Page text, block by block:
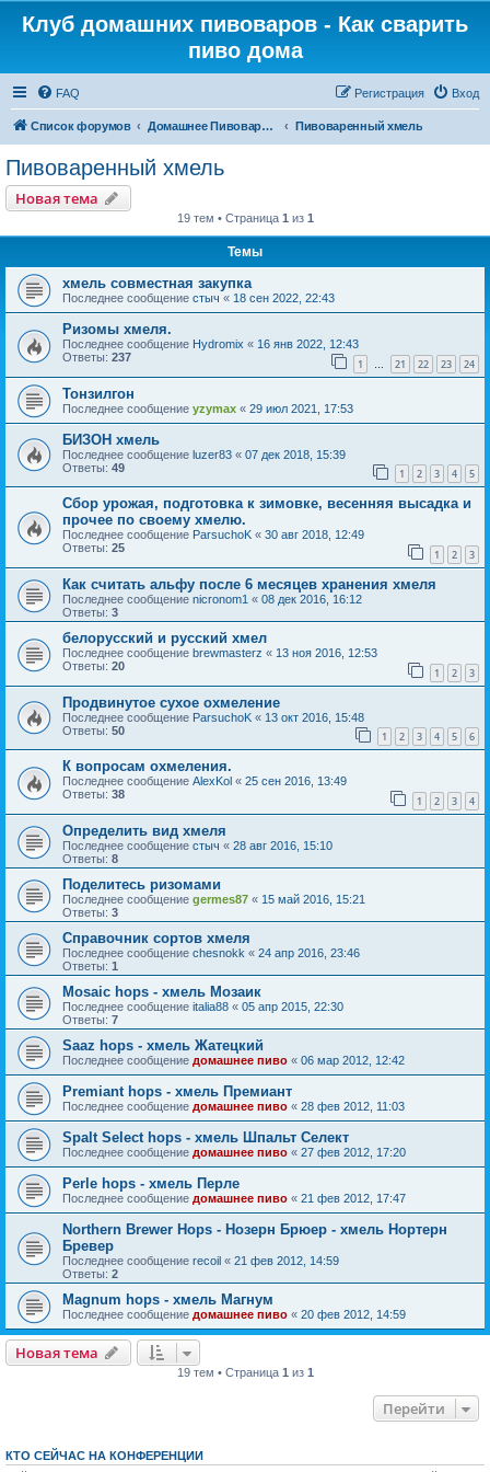
Клуб домашних пивоваров - Как cварить
пиво дома
FAQ Вход
Регистрация
Список форумов Домашнее Пивоварение - Минск Беларусь Пивоваренный хмель
Пивоваренный хмель
Новая тема
19 тем • Страница 1 из 1
Темы
хмель совместная закупка
Последнее сообщение стыч « 18 сен 2022, 22:43
Ризомы хмеля.
Последнее сообщение Hydromix « 16 янв 2022, 12:43
Ответы: 237 1 … 21 22 23 24
Тонзилгон
Последнее сообщение yzymax « 29 июл 2021, 17:53
БИЗОН хмель
Последнее сообщение luzer83 « 07 дек 2018, 15:39
Ответы: 49 1 2 3 4 5
Сбор урожая, подготовка к зимовке, весенняя высадка и
прочее по своему хмелю.
Последнее сообщение ParsuchoK « 30 авг 2018, 12:49
Ответы: 25 1 2 3
Как считать альфу после 6 месяцев хранения хмеля
Последнее сообщение nicronom1 « 08 дек 2016, 16:12
Ответы: 3
белорусский и русский хмел
Последнее сообщение brewmasterz « 13 ноя 2016, 12:53
Ответы: 20 1 2 3
Продвинутое сухое охмеление
Последнее сообщение ParsuchoK « 13 окт 2016, 15:48
Ответы: 50 1 2 3 4 5 6
К вопросам охмеления.
Последнее сообщение AlexKol « 25 сен 2016, 13:49
Ответы: 38 1 2 3 4
Определить вид хмеля
Последнее сообщение стыч « 28 авг 2016, 15:10
Ответы: 8
Поделитесь ризомами
Последнее сообщение germes87 « 15 май 2016, 15:21
Ответы: 3
Справочник сортов хмеля
Последнее сообщение chesnokk « 24 апр 2016, 23:46
Ответы: 1
Mosaic hops - хмель Мозаик
Последнее сообщение italia88 « 05 апр 2015, 22:30
Ответы: 7
Saaz hops - хмель Жатецкий
Последнее сообщение домашнее пиво « 06 мар 2012, 12:42
Premiant hops - хмель Премиант
Последнее сообщение домашнее пиво « 28 фев 2012, 11:03
Spalt Select hops - хмель Шпальт Селект
Последнее сообщение домашнее пиво « 27 фев 2012, 17:20
Perle hops - хмель Перле
Последнее сообщение домашнее пиво « 21 фев 2012, 17:47
Northern Brewer Hops - Нозерн Брюер - хмель Нортерн
Бревер
Последнее сообщение recoil « 21 фев 2012, 14:59
Ответы: 2
Magnum hops - хмель Магнум
Последнее сообщение домашнее пиво « 20 фев 2012, 14:59
Новая тема
19 тем • Страница 1 из 1
Перейти
КТО СЕЙЧАС НА КОНФЕРЕНЦИИ